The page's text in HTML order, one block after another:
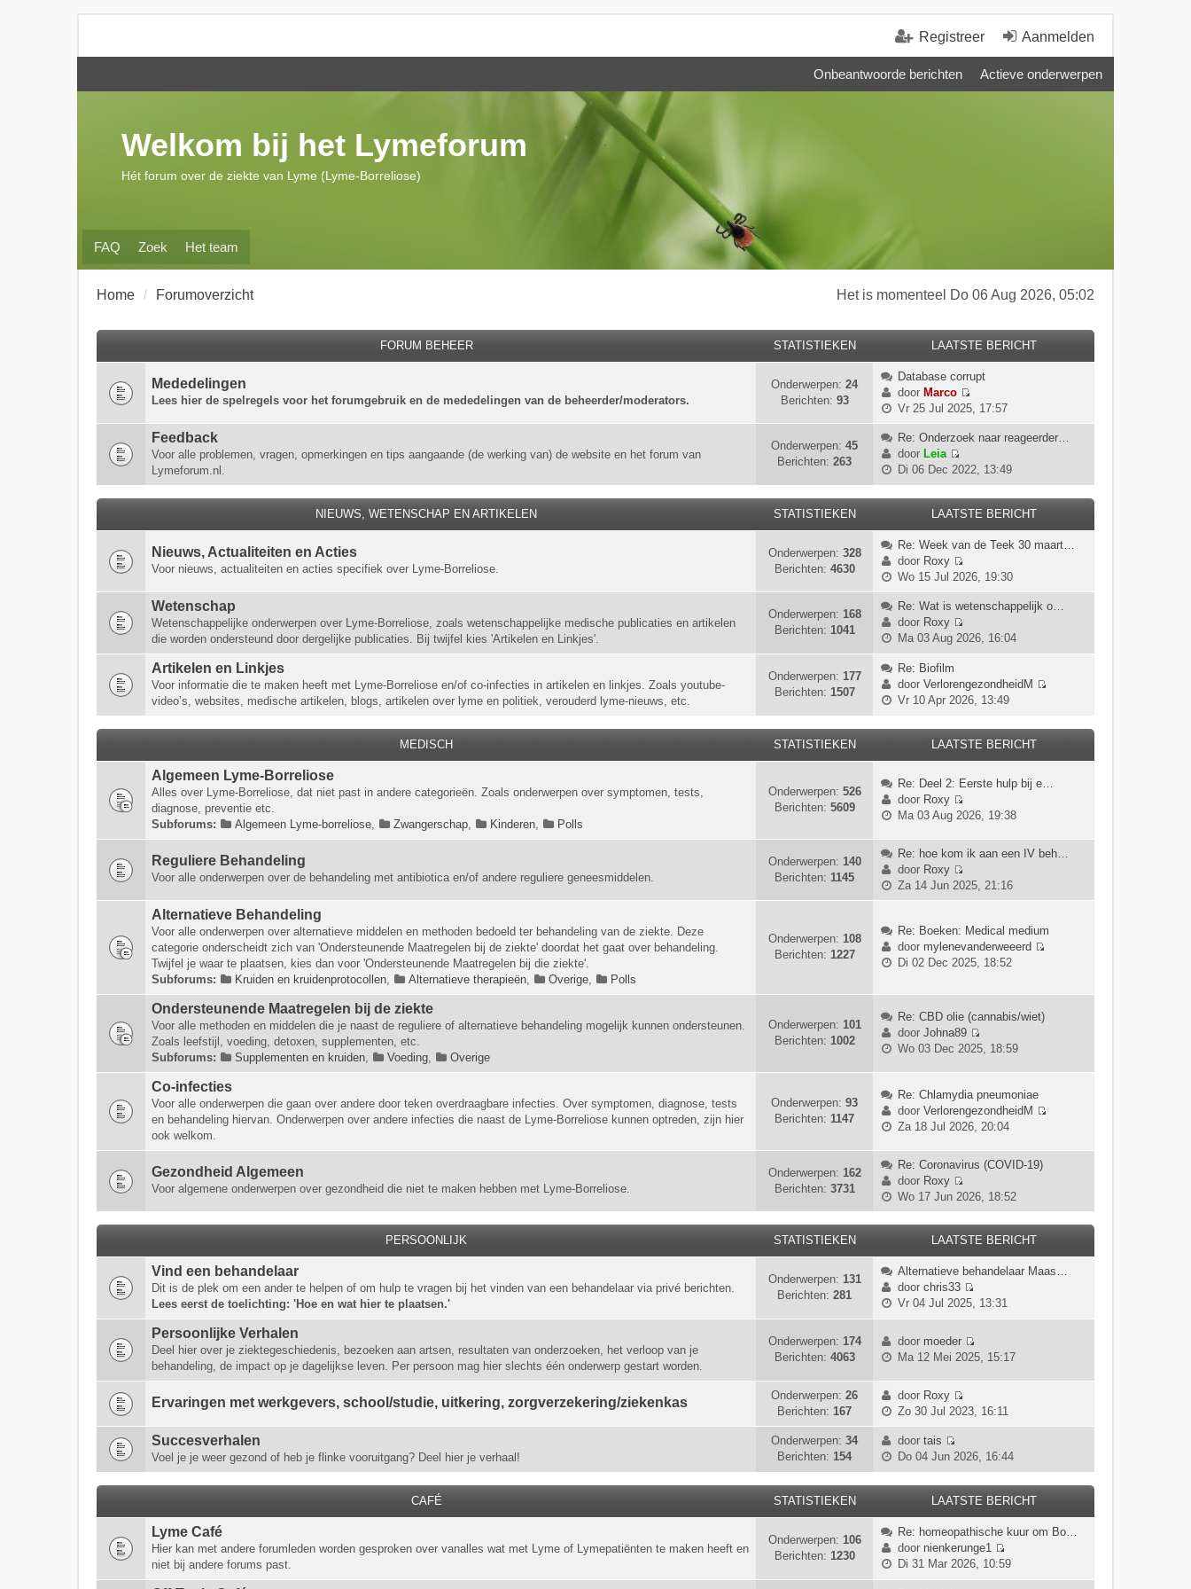
Aanmelden
Registreer
Onbeantwoorde berichten Actieve onderwerpen
FAQ Zoek Het team
Welkom bij het Lymeforum
Hét forum over de ziekte van Lyme (Lyme-Borreliose)
Het is momenteel Do 06 Aug 2026, 05:02
Home Forumoverzicht
FORUM BEHEER STATISTIEKEN LAATSTE BERICHT
Mededelingen
Lees hier de spelregels voor het forumgebruik en de mededelingen van de beheerder/moderators.
Onderwerpen: 24
Berichten: 93
Database corrupt
door Marco
B
k
j
k
l
a
a
t
t
e
b
r
h
t
Vr 25 Jul 2025, 17:57
Feedback
Voor alle problemen, vragen, opmerkingen en tips aangaande (de werking van) de website en het forum van
Lymeforum.nl.
Onderwerpen: 45
Berichten: 263
Re: Onderzoek naar reageerder…
door Leia
B
k
i
j
k
l
a
a
t
s
t
e
e
r
c
h
Di 06 Dec 2022, 13:49
NIEUWS, WETENSCHAP EN ARTIKELEN STATISTIEKEN LAATSTE BERICHT
Nieuws, Actualiteiten en Acties
Voor nieuws, actualiteiten en acties specifiek over Lyme-Borreliose.
Onderwerpen: 328
Berichten: 4630
Re: Week van de Teek 30 maart…
door Roxy
B
k
j
k
a
a
s
t
e
b
r
c
h
Wo 15 Jul 2026, 19:30
Wetenschap
Wetenschappelijke onderwerpen over Lyme-Borreliose, zoals wetenschappelijke medische publicaties en artikelen
die worden ondersteund door dergelijke publicaties. Bij twijfel kies 'Artikelen en Linkjes'.
Onderwerpen: 168
Berichten: 1041
Re: Wat is wetenschappelijk o…
door Roxy
B
i
j
l
a
a
t
t
b
e
i
t
Ma 03 Aug 2026, 16:04
Artikelen en Linkjes
Voor informatie die te maken heeft met Lyme-Borreliose en/of co-infecties in artikelen en linkjes. Zoals youtube-
video’s, websites, medische artikelen, blogs, artikelen over lyme en politiek, verouderd lyme-nieuws, etc.
Onderwerpen: 177
Berichten: 1507
Re: Biofilm
door VerlorengezondheidM
k
j
l
t
s
b
r
t
Vr 10 Apr 2026, 13:49
MEDISCH STATISTIEKEN LAATSTE BERICHT
Algemeen Lyme-Borreliose
Alles over Lyme-Borreliose, dat niet past in andere categorieën. Zoals onderwerpen over symptomen, tests,
diagnose, preventie etc.
Subforums:
Algemeen Lyme-borreliose, Zwangerschap, Kinderen, Polls
Onderwerpen: 526
Berichten: 5609
Re: Deel 2: Eerste hulp bij e…
door Roxy
B
k
k
a
a
t
s
b
e
r
h
t
Ma 03 Aug 2026, 19:38
Reguliere Behandeling
Voor alle onderwerpen over de behandeling met antibiotica en/of andere reguliere geneesmiddelen.
Onderwerpen: 140
Berichten: 1145
Re: hoe kom ik aan een IV beh…
door Roxy
B
e
j
k
a
t
s
t
e
b
r
c
h
Za 14 Jun 2025, 21:16
Alternatieve Behandeling
Voor alle onderwerpen over alternatieve middelen en methoden bedoeld ter behandeling van de ziekte. Deze
categorie onderscheidt zich van 'Ondersteunende Maatregelen bij de ziekte' doordat het gaat over behandeling.
Twijfel je waar te plaatsen, kies dan voor 'Ondersteunende Maatregelen bij die ziekte'.
Subforums:
Kruiden en kruidenprotocollen, Alternatieve therapieën, Overige, Polls
Onderwerpen: 108
Berichten: 1227
Re: Boeken: Medical medium
door mylenevanderweeerd
j
a
s
e
i
Di 02 Dec 2025, 18:52
Ondersteunende Maatregelen bij de ziekte
Voor alle methoden en middelen die je naast de reguliere of alternatieve behandeling mogelijk kunnen ondersteunen.
Zoals leefstijl, voeding, detoxen, supplementen, etc.
Subforums:
Supplementen en kruiden, Voeding, Overige
Onderwerpen: 101
Berichten: 1002
Re: CBD olie (cannabis/wiet)
door Johna89
B
k
i
j
k
a
s
e
e
i
Wo 03 Dec 2025, 18:59
Co-infecties
Voor alle onderwerpen die gaan over andere door teken overdraagbare infecties. Over symptomen, diagnose, tests
en behandeling hiervan. Onderwerpen over andere infecties die naast de Lyme-Borreliose kunnen optreden, zijn hier
ook welkom.
Onderwerpen: 93
Berichten: 1147
Re: Chlamydia pneumoniae
door VerlorengezondheidM
k
t
i
t
Za 18 Jul 2026, 20:04
Gezondheid Algemeen
Voor algemene onderwerpen over gezondheid die niet te maken hebben met Lyme-Borreliose.
Onderwerpen: 162
Berichten: 3731
Re: Coronavirus (COVID-19)
door Roxy
B
e
k
i
j
k
a
a
s
e
e
c
t
Wo 17 Jun 2026, 18:52
PERSOONLIJK STATISTIEKEN LAATSTE BERICHT
Vind een behandelaar
Dit is de plek om een ander te helpen of om hulp te vragen bij het vinden van een behandelaar via privé berichten.
Lees eerst de toelichting: 'Hoe en wat hier te plaatsen.'
Onderwerpen: 131
Berichten: 281
Alternatieve behandelaar Maas…
door chris33
B
i
j
k
a
a
s
t
b
r
i
c
Vr 04 Jul 2025, 13:31
Persoonlijke Verhalen
Deel hier over je ziektegeschiedenis, bezoeken aan artsen, resultaten van onderzoeken, het verloop van je
behandeling, de impact op je dagelijkse leven. Per persoon mag hier slechts één onderwerp gestart worden.
Onderwerpen: 174
Berichten: 4063
door moeder
B
k
j
l
a
t
t
e
b
Ma 12 Mei 2025, 15:17
Ervaringen met werkgevers, school/studie, uitkering, zorgverzekering/ziekenkas Onderwerpen: 26
Berichten: 167
door Roxy
B
i
j
k
l
a
a
t
s
t
Zo 30 Jul 2023, 16:11
Succesverhalen
Voel je je weer gezond of heb je flinke vooruitgang? Deel hier je verhaal!
Onderwerpen: 34
Berichten: 154
door tais
B
k
i
j
k
l
a
a
Do 04 Jun 2026, 16:44
CAFÉ STATISTIEKEN LAATSTE BERICHT
Lyme Café
Hier kan met andere forumleden worden gesproken over vanalles wat met Lyme of Lymepatiënten te maken heeft en
niet bij andere forums past.
Onderwerpen: 106
Berichten: 1230
Re: homeopathische kuur om Bo…
door nienkerunge1
B
Di 31 Mar 2026, 10:59